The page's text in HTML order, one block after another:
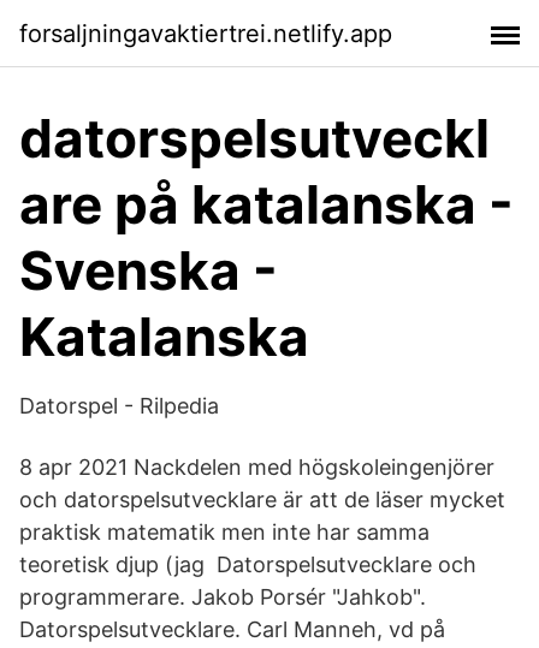
forsaljningavaktiertrei.netlify.app
datorspelsutveckl
are på katalanska -
Svenska -
Katalanska
Datorspel - Rilpedia
8 apr 2021 Nackdelen med högskoleingenjörer
och datorspelsutvecklare är att de läser mycket
praktisk matematik men inte har samma
teoretisk djup (jag Datorspelsutvecklare och
programmerare. Jakob Porsér "Jahkob".
Datorspelsutvecklare. Carl Manneh, vd på